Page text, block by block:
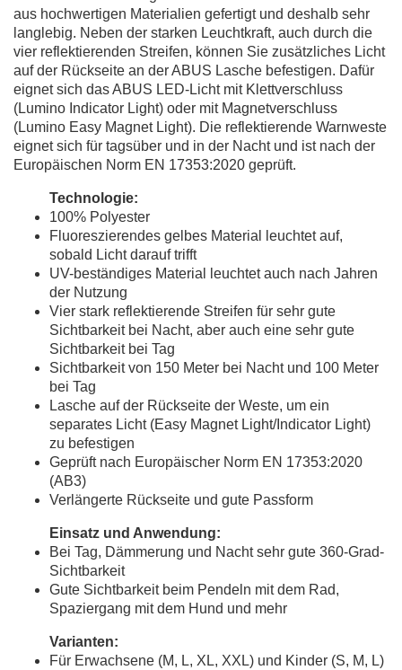
aus hochwertigen Materialien gefertigt und deshalb sehr
langlebig. Neben der starken Leuchtkraft, auch durch die
vier reflektierenden Streifen, können Sie zusätzliches Licht
auf der Rückseite an der ABUS Lasche befestigen. Dafür
eignet sich das ABUS LED-Licht mit Klettverschluss
(Lumino Indicator Light) oder mit Magnetverschluss
(Lumino Easy Magnet Light). Die reflektierende Warnweste
eignet sich für tagsüber und in der Nacht und ist nach der
Europäischen Norm EN 17353:2020 geprüft.
Technologie:
100% Polyester
Fluoreszierendes gelbes Material leuchtet auf,
sobald Licht darauf trifft
UV-beständiges Material leuchtet auch nach Jahren
der Nutzung
Vier stark reflektierende Streifen für sehr gute
Sichtbarkeit bei Nacht, aber auch eine sehr gute
Sichtbarkeit bei Tag
Sichtbarkeit von 150 Meter bei Nacht und 100 Meter
bei Tag
Lasche auf der Rückseite der Weste, um ein
separates Licht (Easy Magnet Light/Indicator Light)
zu befestigen
Geprüft nach Europäischer Norm EN 17353:2020
(AB3)
Verlängerte Rückseite und gute Passform
Einsatz und Anwendung:
Bei Tag, Dämmerung und Nacht sehr gute 360-Grad-
Sichtbarkeit
Gute Sichtbarkeit beim Pendeln mit dem Rad,
Spaziergang mit dem Hund und mehr
Varianten:
Für Erwachsene (M, L, XL, XXL) und Kinder (S, M, L)